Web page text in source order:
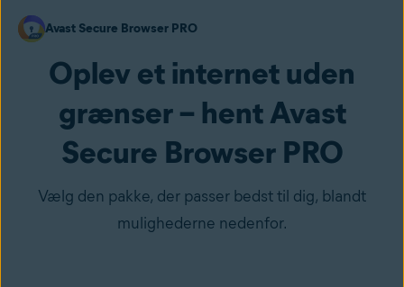
Avast Secure Browser PRO
Oplev et internet uden
grænser – hent Avast
Secure Browser PRO
Vælg den pakke, der passer bedst til dig, blandt
mulighederne nedenfor.